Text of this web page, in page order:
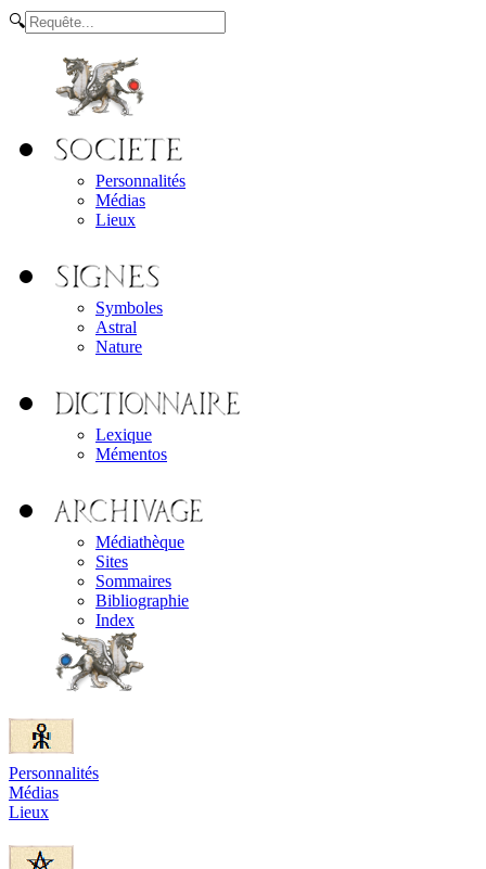
🔍
Personnalités
Médias
Lieux
Symboles
Astral
Nature
Lexique
Mémentos
Médiathèque
Sites
Sommaires
Bibliographie
Index
Personnalités
Médias
Lieux